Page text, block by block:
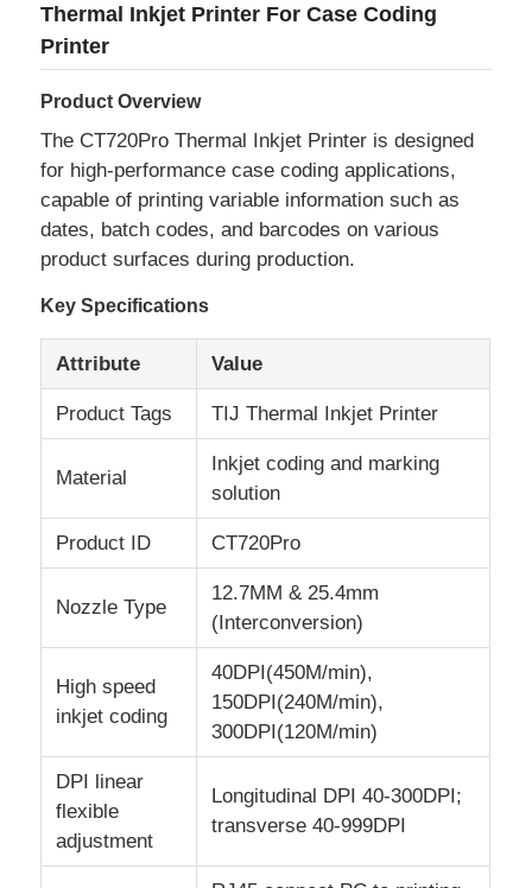
Liên hệ chúng tôi
Yêu cầu báo giá
Máy khắc laser sợi quang
Máy đánh dấu laser cầm tay
Máy khắc laser CO2
Máy đánh dấu laser UV
máy in tia mực
Các hộp mực công nghiệp
Máy vận chuyển trang
Máy in UV công nghiệp
Máy niêm phong liên tục
Thermal Inkjet Printer For Case Coding
Printer
Product Overview
The CT720Pro Thermal Inkjet Printer is designed
for high-performance case coding applications,
capable of printing variable information such as
dates, batch codes, and barcodes on various
product surfaces during production.
Key Specifications
Attribute Value
Product Tags TIJ Thermal Inkjet Printer
Material
Inkjet coding and marking
solution
Product ID CT720Pro
Nozzle Type
12.7MM & 25.4mm
(Interconversion)
High speed
inkjet coding
40DPI(450M/min),
150DPI(240M/min),
300DPI(120M/min)
DPI linear
flexible
adjustment
Longitudinal DPI 40-300DPI;
transverse 40-999DPI